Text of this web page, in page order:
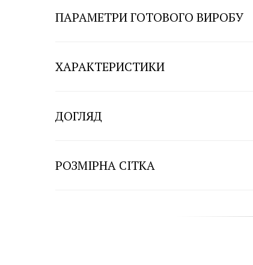
ПАРАМЕТРИ ГОТОВОГО ВИРОБУ
ХАРАКТЕРИСТИКИ
ДОГЛЯД
РОЗМІРНА СІТКА